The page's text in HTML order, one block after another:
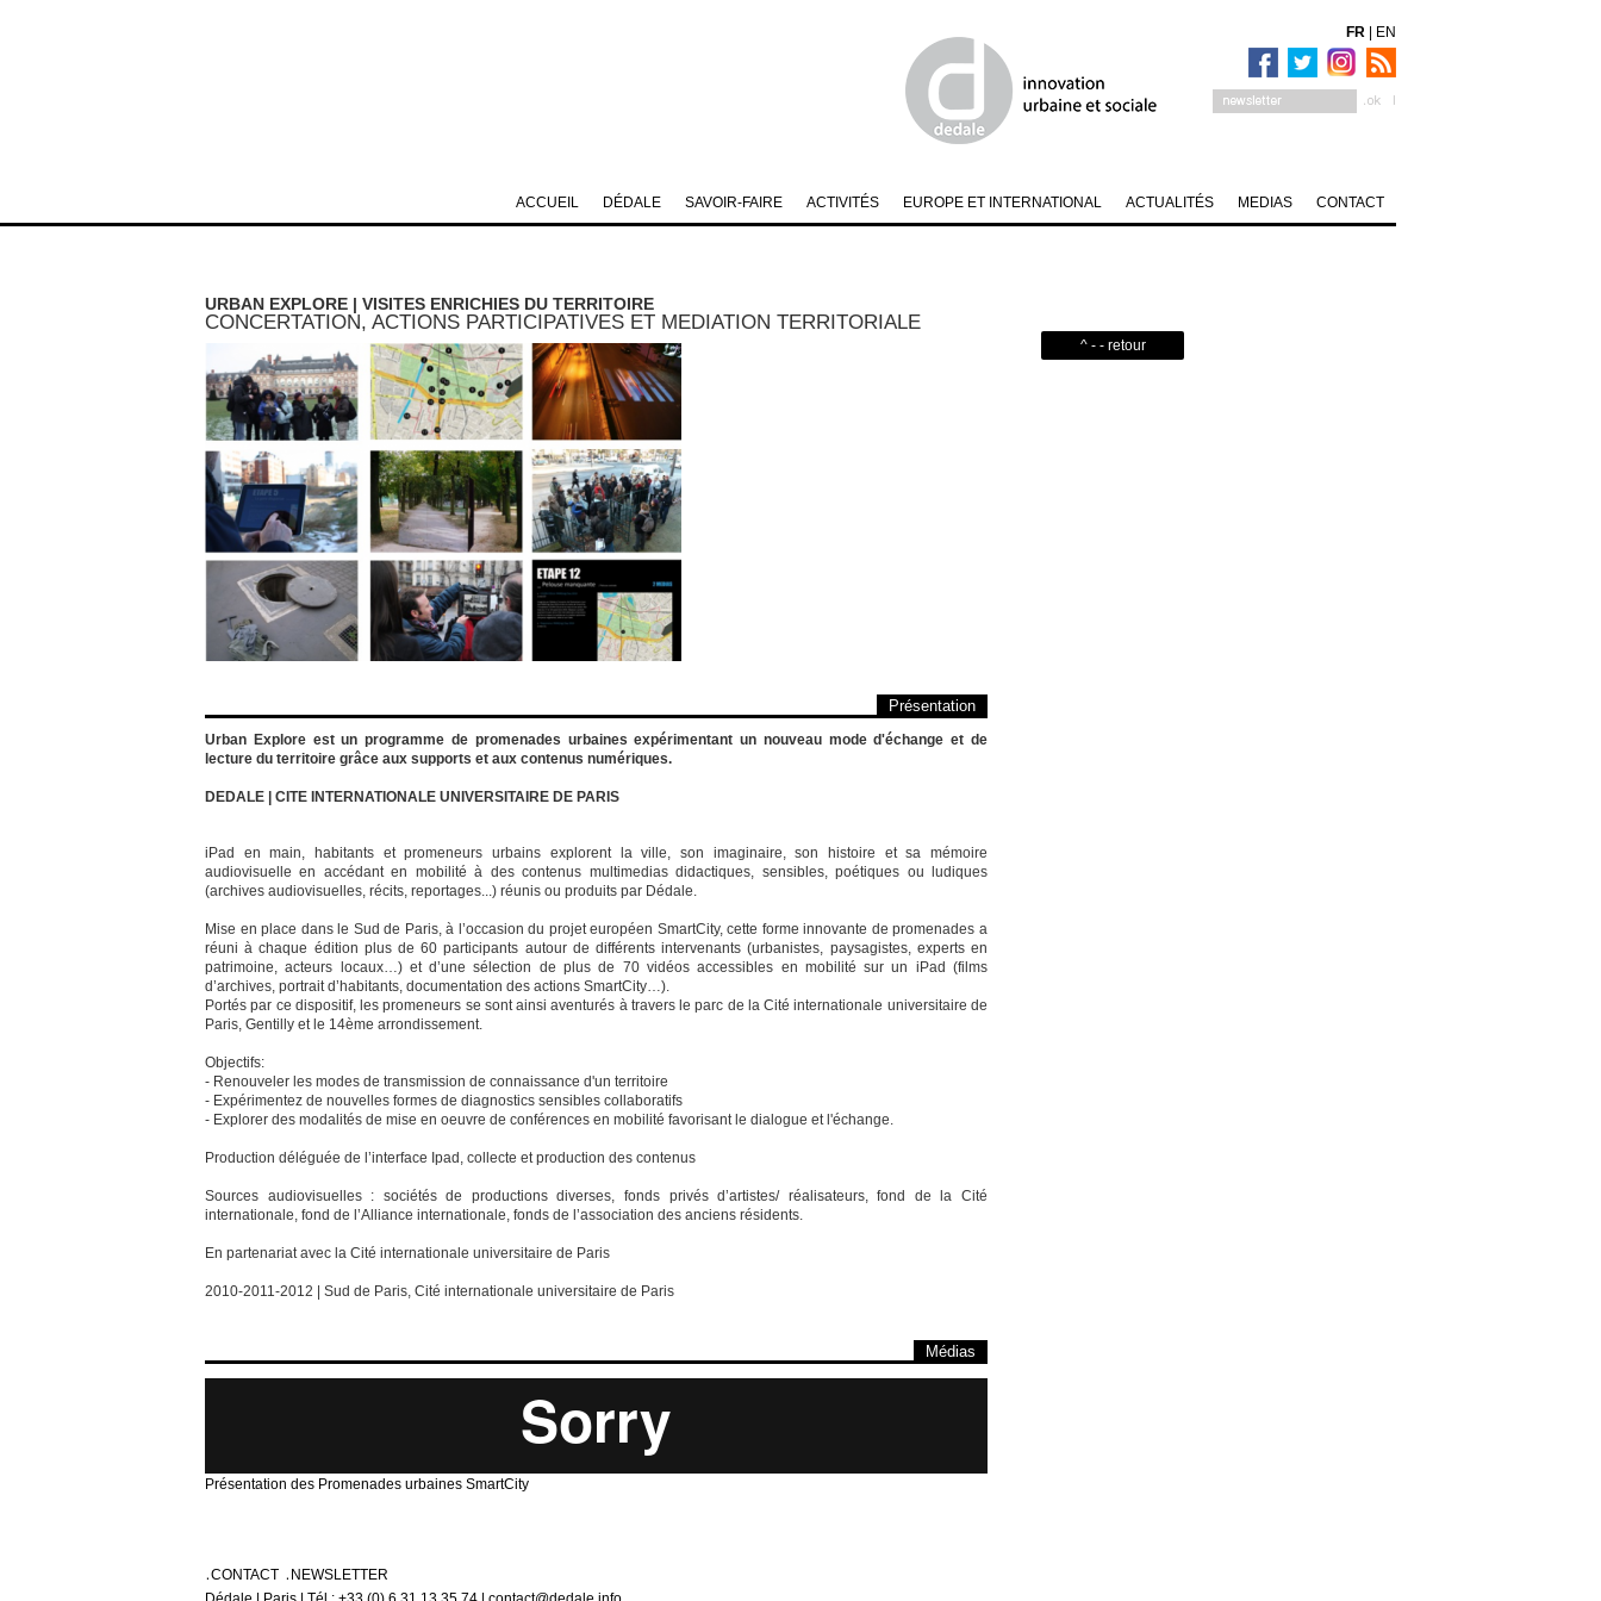
URBAN EXPLORE | VISITES ENRICHIES DU TERRITOIRE
CONCERTATION, ACTIONS PARTICIPATIVES ET MEDIATION TERRITORIALE
Présentation
Urban Explore est un programme de promenades urbaines expérimentant un nouveau mode d'échange et de
lecture du territoire grâce aux supports et aux contenus numériques.
DEDALE | CITE INTERNATIONALE UNIVERSITAIRE DE PARIS
iPad en main, habitants et promeneurs urbains explorent la ville, son imaginaire, son histoire et sa mémoire
audiovisuelle en accédant en mobilité à des contenus multimedias didactiques, sensibles, poétiques ou ludiques
(archives audiovisuelles, récits, reportages...) réunis ou produits par Dédale.
Mise en place dans le Sud de Paris, à l’occasion du projet européen SmartCity, cette forme innovante de promenades a
réuni à chaque édition plus de 60 participants autour de différents intervenants (urbanistes, paysagistes, experts en
patrimoine, acteurs locaux…) et d’une sélection de plus de 70 vidéos accessibles en mobilité sur un iPad (films
d’archives, portrait d’habitants, documentation des actions SmartCity…).
Portés par ce dispositif, les promeneurs se sont ainsi aventurés à travers le parc de la Cité internationale universitaire de
Paris, Gentilly et le 14ème arrondissement.
Objectifs:
- Renouveler les modes de transmission de connaissance d'un territoire
- Expérimentez de nouvelles formes de diagnostics sensibles collaboratifs
- Explorer des modalités de mise en oeuvre de conférences en mobilité favorisant le dialogue et l'échange.
Production déléguée de l’interface Ipad, collecte et production des contenus
Sources audiovisuelles : sociétés de productions diverses, fonds privés d’artistes/ réalisateurs, fond de la Cité
internationale, fond de l’Alliance internationale, fonds de l’association des anciens résidents.
En partenariat avec la Cité internationale universitaire de Paris
2010-2011-2012 | Sud de Paris, Cité internationale universitaire de Paris
Médias
Présentation des Promenades urbaines SmartCity
^ - - retour
CONTACT
MEDIAS
ACTUALITÉS
EUROPE ET INTERNATIONAL
ACTIVITÉS
SAVOIR-FAIRE
DÉDALE
ACCUEIL
CONTACT NEWSLETTER
FR EN